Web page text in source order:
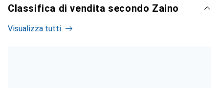
Classifica di vendita secondo Zaino
Visualizza tutti